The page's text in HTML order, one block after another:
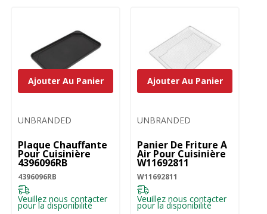
UNBRANDED
Plaque Chauffante
Pour Cuisinière
4396096RB
4396096RB
Veuillez nous contacter
pour la disponibilité
Ajouter Au Panier
UNBRANDED
Panier De Friture À
Air Pour Cuisinière
W11692811
W11692811
Veuillez nous contacter
pour la disponibilité
Ajouter Au Panier